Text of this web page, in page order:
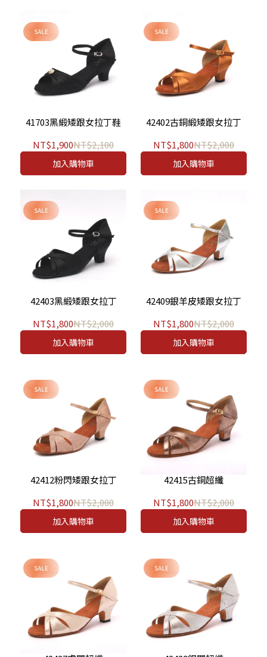
41703黑緞矮跟女拉丁鞋
NT$1,900NT$2,100
加入購物車
42402古銅緞矮跟女拉丁
NT$1,800NT$2,000
加入購物車
42403黑緞矮跟女拉丁
NT$1,800NT$2,000
加入購物車
42409銀羊皮矮跟女拉丁
NT$1,800NT$2,000
加入購物車
42412粉閃矮跟女拉丁
NT$1,800NT$2,000
加入購物車
42415古銅超纖
NT$1,800NT$2,000
加入購物車